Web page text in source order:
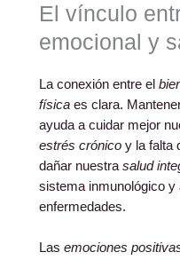
El vínculo
emocional y
La conexión entre el
física es clara.
ayuda a cuidar mejor
estrés crónico y la falta
dañar nuestra salud
sistema inmunológico y
enfermedades.
Las emociones